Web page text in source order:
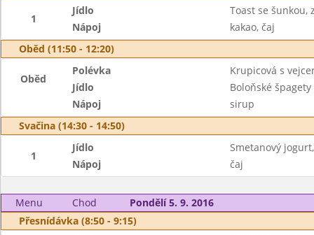
1
Jídlo
Toast se šunkou,
Nápoj
kakao, čaj
Oběd (11:50 - 12:20)
Oběd
Polévka
Krupicová s
Jídlo
Boloňské špagety
Nápoj
sirup
Svačina (14:30 - 14:50)
1
Jídlo
Smetanový
Nápoj
čaj
Menu Chod
Pondělí 5. 9. 2016
Přesnídávka (8:50 - 9:15)